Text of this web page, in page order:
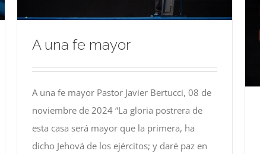
A una fe mayor
A una fe mayor Pastor Javier Bertucci, 08 de
noviembre de 2024 “La gloria postrera de
esta casa será mayor que la primera, ha
dicho Jehová de los ejércitos; y daré paz en